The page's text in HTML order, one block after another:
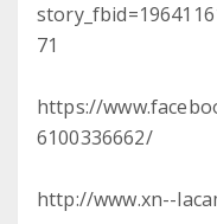
71
https://
6100336662/
http://www.xn--